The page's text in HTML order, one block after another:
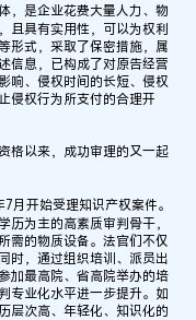
是企业花费大量人力、物
且具有实用性，可以为权利
形式，采取了保密措施，属
信息，已构成了对原告经营
响、侵权时间的长短、侵权
侵权行为所支付的合理开
以来，成功审理的又一起
开始受理知识产权案件。
为主的高素质审判骨干，
需的物质设备。法官们不仅
时，通过组织培训、派员出
加最高院、省高院举办的培
专业化水平进一步提升。如
层次高、年轻化、知识化的